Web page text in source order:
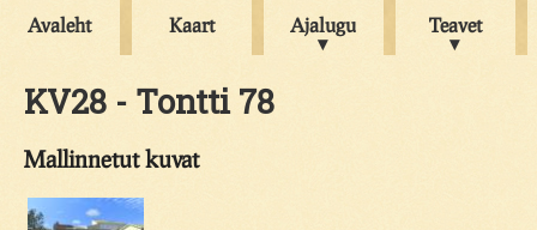
Avaleht Kaart Ajalugu Teavet
KV28 - Tontti 78
Mallinnetut kuvat